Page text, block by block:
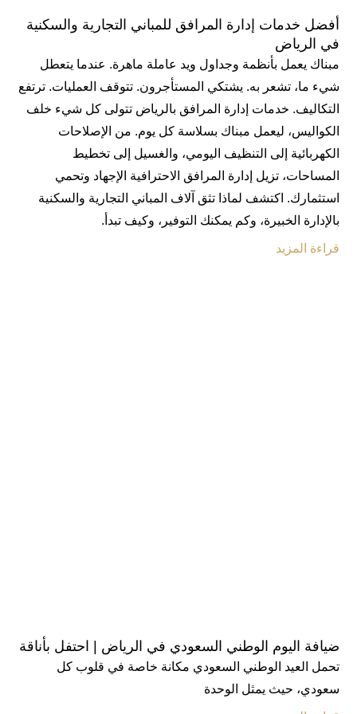
أفضل خدمات إدارة المرافق للمباني التجارية والسكنية
في الرياض
مبناك يعمل بأنظمة وجداول ويد عاملة ماهرة. عندما يتعطل
شيء ما، تشعر به. يشتكي المستأجرون. تتوقف العمليات. ترتفع
التكاليف. خدمات إدارة المرافق بالرياض تتولى كل شيء خلف
الكواليس، ليعمل مبناك بسلاسة كل يوم. من الإصلاحات
الكهربائية إلى التنظيف اليومي، والغسيل إلى تخطيط
المساحات، تزيل إدارة المرافق الاحترافية الإجهاد وتحمي
استثمارك. اكتشف لماذا تثق آلاف المباني التجارية والسكنية
بالإدارة الخبيرة، وكم يمكنك التوفير، وكيف تبدأ.
قراءة المزيد
ضيافة اليوم الوطني السعودي في الرياض | احتفل بأناقة
تحمل العيد الوطني السعودي مكانة خاصة في قلوب كل
سعودي، حيث يمثل الوحدة